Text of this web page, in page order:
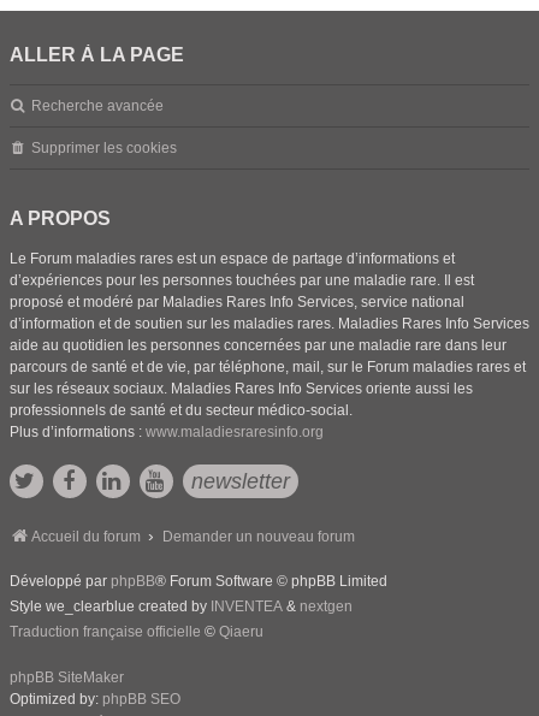
ALLER À LA PAGE
Recherche avancée
Supprimer les cookies
A PROPOS
Le Forum maladies rares est un espace de partage d’informations et
d’expériences pour les personnes touchées par une maladie rare. Il est
proposé et modéré par Maladies Rares Info Services, service national
d’information et de soutien sur les maladies rares. Maladies Rares Info Services
aide au quotidien les personnes concernées par une maladie rare dans leur
parcours de santé et de vie, par téléphone, mail, sur le Forum maladies rares et
sur les réseaux sociaux. Maladies Rares Info Services oriente aussi les
professionnels de santé et du secteur médico-social.
Plus d’informations : www.maladiesraresinfo.org
newsletter
Accueil du forum Demander un nouveau forum
Développé par phpBB® Forum Software © phpBB Limited
Style we_clearblue created by INVENTEA & nextgen
Traduction française officielle © Qiaeru
phpBB SiteMaker
Optimized by: phpBB SEO